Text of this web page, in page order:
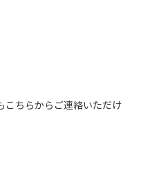
こちらからご連絡いただけ